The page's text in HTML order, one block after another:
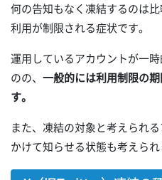
何の告知もなく凍結するのは
利用が制限される症状です。
運用しているアカウントが一
のの、 一般的には利用制限の
す。
また、凍結の対象と考えられ
かけて知らせる状態も考えられ